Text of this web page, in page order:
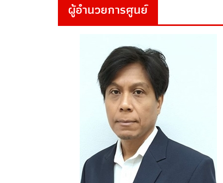
ผู้อำนวยการศูนย์